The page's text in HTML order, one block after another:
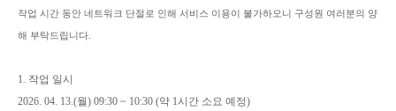
작업 시간 동안 네트워크 단절로 인해 서비스 이용이 불가하오니 구성원 여러분의 양
해 부탁드립니다.
1. 작업 일시
2026. 04. 13.(월) 09:30 ~ 10:30 (약 1시간 소요 예정)